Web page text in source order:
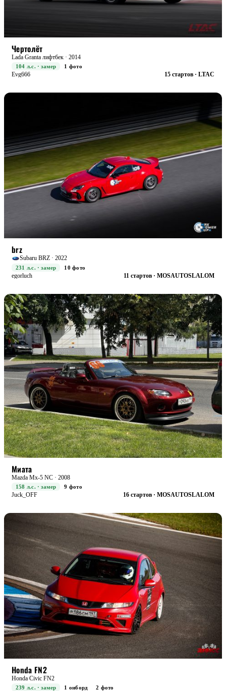
Чертолёт
Lada Granta лифтбек · 2014
104 л.с. · замер
1 фото
Evg666
15 стартов · LTAC
brz
Subaru BRZ · 2022
231 л.с. · замер
10 фото
egorluch
11 стартов · MOSAUTOSLALOM
Миата
Mazda Mx-5 NC · 2008
158 л.с. · замер
9 фото
Juck_OFF
16 стартов · MOSAUTOSLALOM
Honda FN2
Honda Civic FN2
239 л.с. · замер 1 онборд
2 фото